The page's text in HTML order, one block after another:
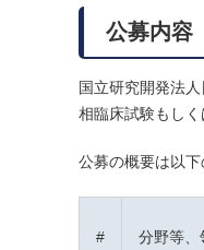
公募内容
国立研究開発法
相臨床試験もし
公募の概要は以下
# 分野等、